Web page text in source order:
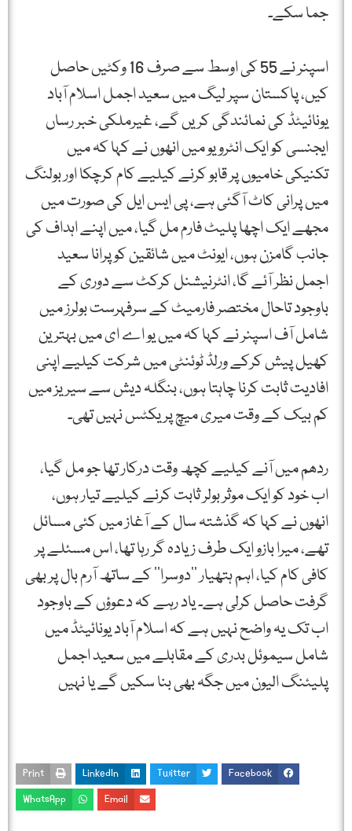
جما سکے۔
اسپنر نے 55 کی اوسط سے صرف 16 وکٹیں حاصل
کیں، پاکستان سپر لیگ میں سعید اجمل اسلام آباد
یونائیٹڈ کی نمائندگی کریں گے، غیرملکی خبر رساں
ایجنسی کو ایک انٹرویو میں انھوں نے کہا کہ میں
تکنیکی خامیوں پر قابو کرنے کیلیے کام کرچکا اور بولنگ
میں پرانی کاٹ آگئی ہے، پی ایس ایل کی صورت میں
مجھے ایک اچھا پلیٹ فارم مل گیا، میں اپنے اہداف کی
جانب گامزن ہوں، ایونٹ میں شائقین کو پرانا سعید
اجمل نظر آئے گا، انٹرنیشنل کرکٹ سے دوری کے
باوجود تاحال مختصر فارمیٹ کے سرفہرست بولرز میں
شامل آف اسپنر نے کہا کہ میں یو اے ای میں بہترین
کھیل پیش کرکے ورلڈ ٹوئنٹی میں شرکت کیلیے اپنی
افادیت ثابت کرنا چاہتا ہوں، بنگلہ دیش سے سیریز میں
کم بیک کے وقت میری میچ پریکٹس نہیں تھی۔
ردھم میں آنے کیلیے کچھ وقت درکار تھا جو مل گیا،
اب خود کو ایک موثر بولر ثابت کرنے کیلیے تیار ہوں،
انھوں نے کہا کہ گذشتہ سال کے آغاز میں کئی مسائل
تھے، میرا بازو ایک طرف زیادہ گر رہا تھا، اس مسئلے پر
کافی کام کیا، اہم ہتھیار ’’دوسرا‘‘ کے ساتھ آرم بال پر بھی
گرفت حاصل کرلی ہے۔ یاد رہے کہ دعوؤں کے باوجود
اب تک یہ واضح نہیں ہے کہ اسلام آباد یونائیٹڈ میں
شامل سیموئل بدری کے مقابلے میں سعید اجمل
پلیئنگ الیون میں جگہ بھی بنا سکیں گے یا نہیں
Facebook
Twitter
LinkedIn
Print
Email
WhatsApp